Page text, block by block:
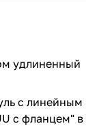
удлиненный
с линейным
с фланцем" в